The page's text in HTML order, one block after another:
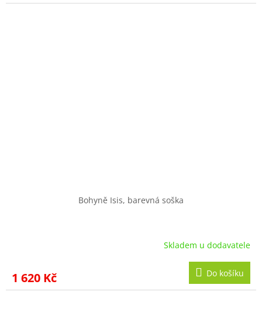
Bohyně Isis, barevná soška
Skladem u dodavatele
1 620 Kč Do košíku